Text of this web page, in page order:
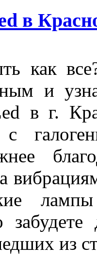
в
как
и
в г.
с
из